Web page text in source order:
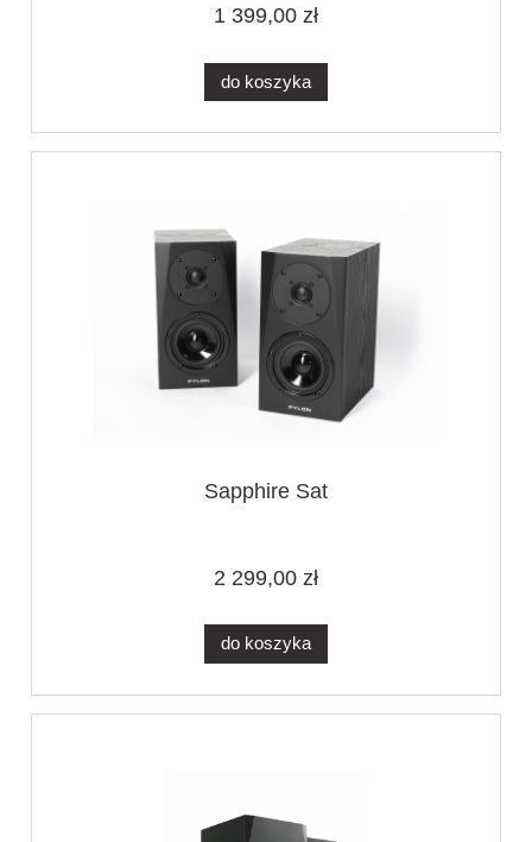
1 399,00 zł
do koszyka
Sapphire Sat
2 299,00 zł
do koszyka